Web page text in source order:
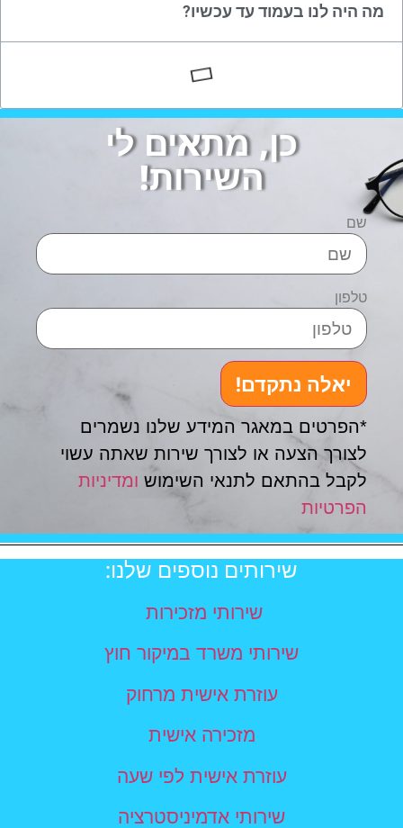
מה היה לנו בעמוד עד עכשיו?
כן, מתאים לי
השירות!
שם
טלפון
יאלה נתקדם!
*הפרטים במאגר המידע שלנו נשמרים
לצורך הצעה או לצורך שירות שאתה עשוי
לקבל בהתאם לתנאי השימוש ומדיניות
הפרטיות
שירותים נוספים שלנו:
שירותי מזכירות
שירותי משרד במיקור חוץ
עוזרת אישית מרחוק
מזכירה אישית
עוזרת אישית לפי שעה
שירותי אדמיניסטרציה